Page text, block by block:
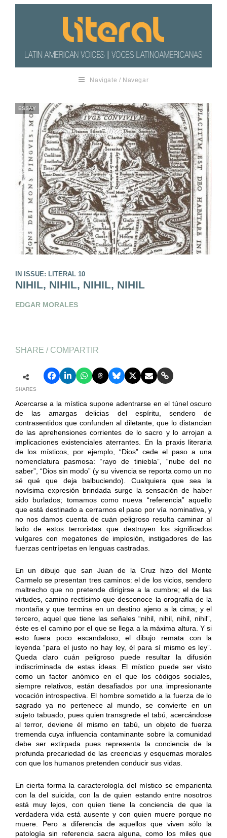
Navigate / Navegar
ESSAY
IN ISSUE: LITERAL 10
NIHIL, NIHIL, NIHIL, NIHIL
EDGAR MORALES
SHARE / COMPARTIR
SHARES
Acercarse a la mística supone adentrarse en el túnel oscuro
de las amargas delicias del espíritu, sendero de
contrasentidos que confunden al diletante, que lo distancian
de las aprehensiones corrientes de lo sacro y lo arrojan a
implicaciones existenciales aterrantes. En la praxis literaria
de los místicos, por ejemplo, “Dios” cede el paso a una
nomenclatura pasmosa: “rayo de tiniebla”, “nube del no
saber”, “Dios sin modo” (y su vivencia se reporta como un no
sé qué que deja balbuciendo). Cualquiera que sea la
novísima expresión brindada surge la sensación de haber
sido burlados; tomamos como nueva “referencia” aquello
que está destinado a cerrarnos el paso por vía nominativa, y
no nos damos cuenta de cuán peligroso resulta caminar al
lado de estos terroristas que destruyen los significados
vulgares con megatones de implosión, instigadores de las
fuerzas centrípetas en lenguas castradas.
En un dibujo que san Juan de la Cruz hizo del Monte
Carmelo se presentan tres caminos: el de los vicios, sendero
maltrecho que no pretende dirigirse a la cumbre; el de las
virtudes, camino rectísimo que desconoce la orografía de la
montaña y que termina en un destino ajeno a la cima; y el
tercero, aquel que tiene las señales “nihil, nihil, nihil, nihil”,
éste es el camino por el que se llega a la máxima altura. Y si
esto fuera poco escandaloso, el dibujo remata con la
leyenda “para el justo no hay ley, él para sí mismo es ley”.
Queda claro cuán peligroso puede resultar la difusión
indiscriminada de estas ideas. El místico puede ser visto
como un factor anómico en el que los códigos sociales,
siempre relativos, están desafiados por una impresionante
vocación introspectiva. El hombre sometido a la fuerza de lo
sagrado ya no pertenece al mundo, se convierte en un
sujeto tabuado, pues quien transgrede el tabú, acercándose
al terror, deviene él mismo en tabú, un objeto de fuerza
tremenda cuya influencia contaminante sobre la comunidad
debe ser extirpada pues representa la conciencia de la
profunda precariedad de las creencias y esquemas morales
con que los humanos pretenden conducir sus vidas.
En cierta forma la caracterología del místico se emparienta
con la del suicida, con la de quien estando entre nosotros
está muy lejos, con quien tiene la conciencia de que la
verdadera vida está ausente y con quien muere porque no
muere. Pero a diferencia de aquellos que viven sólo la
patología sin referencia sacra alguna, como los miles que